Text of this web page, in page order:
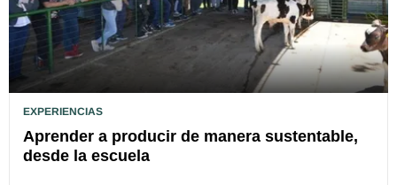
EXPERIENCIAS
Aprender a producir de manera sustentable,
desde la escuela